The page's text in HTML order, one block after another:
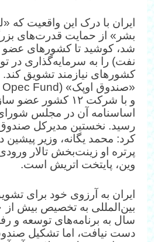
ایران با درک این واقعیت که
بشر» از حمایت قدرت‌های
شد، کوشید تا کشورهای عضو
نفت) را به سرمایه‌گذاری در
کشورهای نیازمند تشویق کند.
و با شرکت ۱۲ کشور
اساسنامه آن در مجلس
رسید. نخستین مدیرکل صندوق
کرد: محمد یگانه، وزیر پیشین
پرتره او زینت‌بخش تالار
وین، پایتخت اتریش است.
ایران به آرزوی خود برای
سال به برنامه‌های توسعه و
دست نیافت، اما تشکیل